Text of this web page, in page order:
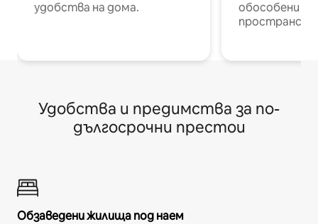
удобства на дома.
обособени
Удобства и предимства за по-
дългосрочни престои
Обзаведени жилища под наем